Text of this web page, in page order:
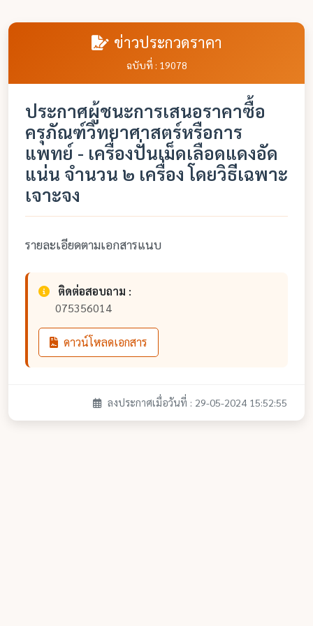
ข่าวประกวดราคา
ฉบับที่ : 19078
ประกาศผู้ชนะการเสนอราคาซื้อ
ครุภัณฑ์วิทยาศาสตร์หรือการ
แพทย์ - เครื่องปั่นเม็ดเลือดแดงอัด
แน่น จำนวน ๒ เครื่อง โดยวิธีเฉพาะ
เจาะจง
รายละเอียดตามเอกสารแนบ
ติดต่อสอบถาม :
075356014
ดาวน์โหลดเอกสาร
ลงประกาศเมื่อวันที่ : 29-05-2024 15:52:55